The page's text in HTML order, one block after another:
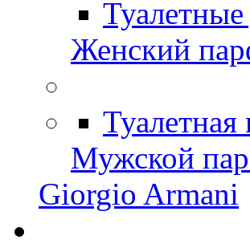
Женский
Мужской
Giorgio Armani